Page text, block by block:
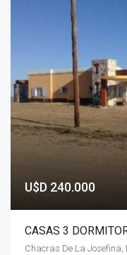
U$D 240.000